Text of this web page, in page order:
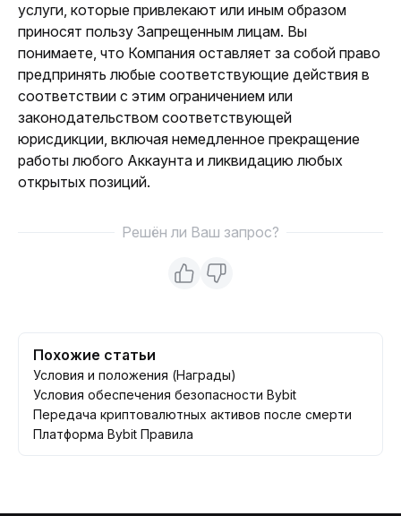
услуги, которые привлекают или иным образом
приносят пользу Запрещенным лицам. Вы
понимаете, что Компания оставляет за собой право
предпринять любые соответствующие действия в
соответствии с этим ограничением или
законодательством соответствующей
юрисдикции, включая немедленное прекращение
работы любого Аккаунта и ликвидацию любых
открытых позиций.
Решён ли Ваш запрос?
Похожие статьи
Условия и положения (Награды)
Условия обеспечения безопасности Bybit
Передача криптовалютных активов после смерти
Платформа Bybit Правила